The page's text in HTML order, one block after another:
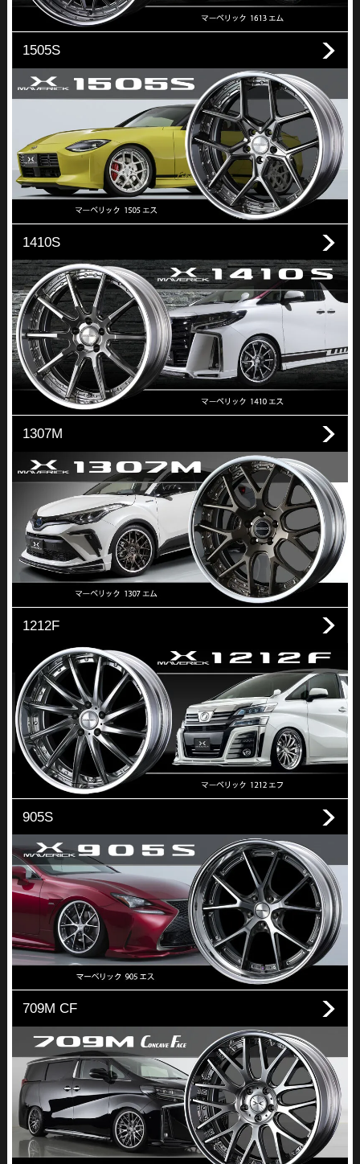
1505S
1410S
1307M
1212F
905S
709M CF